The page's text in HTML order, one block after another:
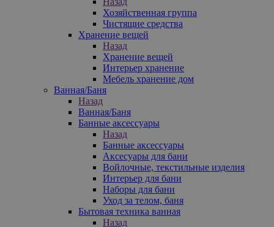
Хозяйственная группа
Чистящие средства
Хранение вещей
Назад
Хранение вещей
Интерьер хранение
Мебель хранение дом
Ванная/Баня
Назад
Ванная/Баня
Банные аксессуары
Назад
Банные аксессуары
Аксесуары для бани
Войлочные, текстильные изделия
Интерьер для бани
Наборы для бани
Уход за телом, баня
Бытовая техника ванная
Назад